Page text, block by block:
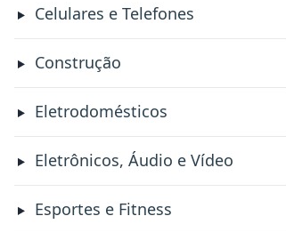
Celulares e Telefones
Construção
Eletrodomésticos
Eletrônicos, Áudio e Vídeo
Esportes e Fitness